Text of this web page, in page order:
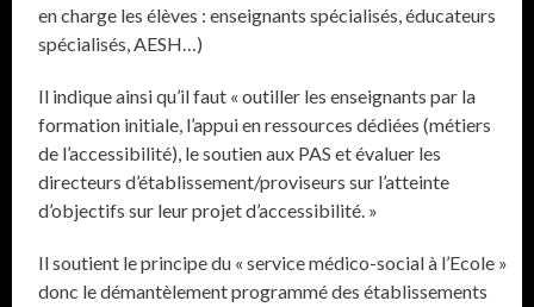
en charge les élèves : enseignants spécialisés, éducateurs
spécialisés, AESH…)
Il indique ainsi qu’il faut « outiller les enseignants par la
formation initiale, l’appui en ressources dédiées (métiers
de l’accessibilité), le soutien aux PAS et évaluer les
directeurs d’établissement/proviseurs sur l’atteinte
d’objectifs sur leur projet d’accessibilité. »
Il soutient le principe du « service médico-social à l’Ecole »
donc le démantèlement programmé des établissements